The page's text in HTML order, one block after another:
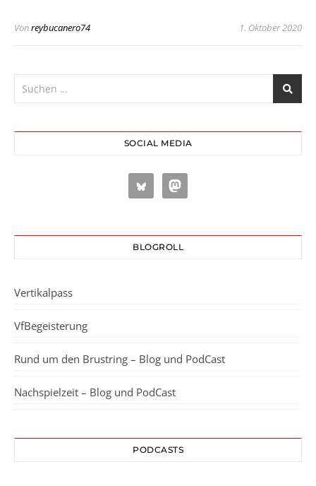
Vonreybucanero74 1. Oktober 2020
SOCIAL MEDIA
BLOGROLL
Vertikalpass
VfBegeisterung
Rund um den Brustring – Blog und PodCast
Nachspielzeit – Blog und PodCast
PODCASTS